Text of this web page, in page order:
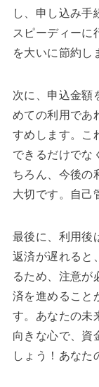
し、申し込み手
スピーディーに
を大いに節約し
次に、申込金額
めての利用であ
すめします。こ
できるだけでな
ちろん、今後の
大切です。自己
最後に、利用後
返済が遅れると
るため、注意が
済を進めること
す。あなたの未
向きな心で、資
しょう！あなた